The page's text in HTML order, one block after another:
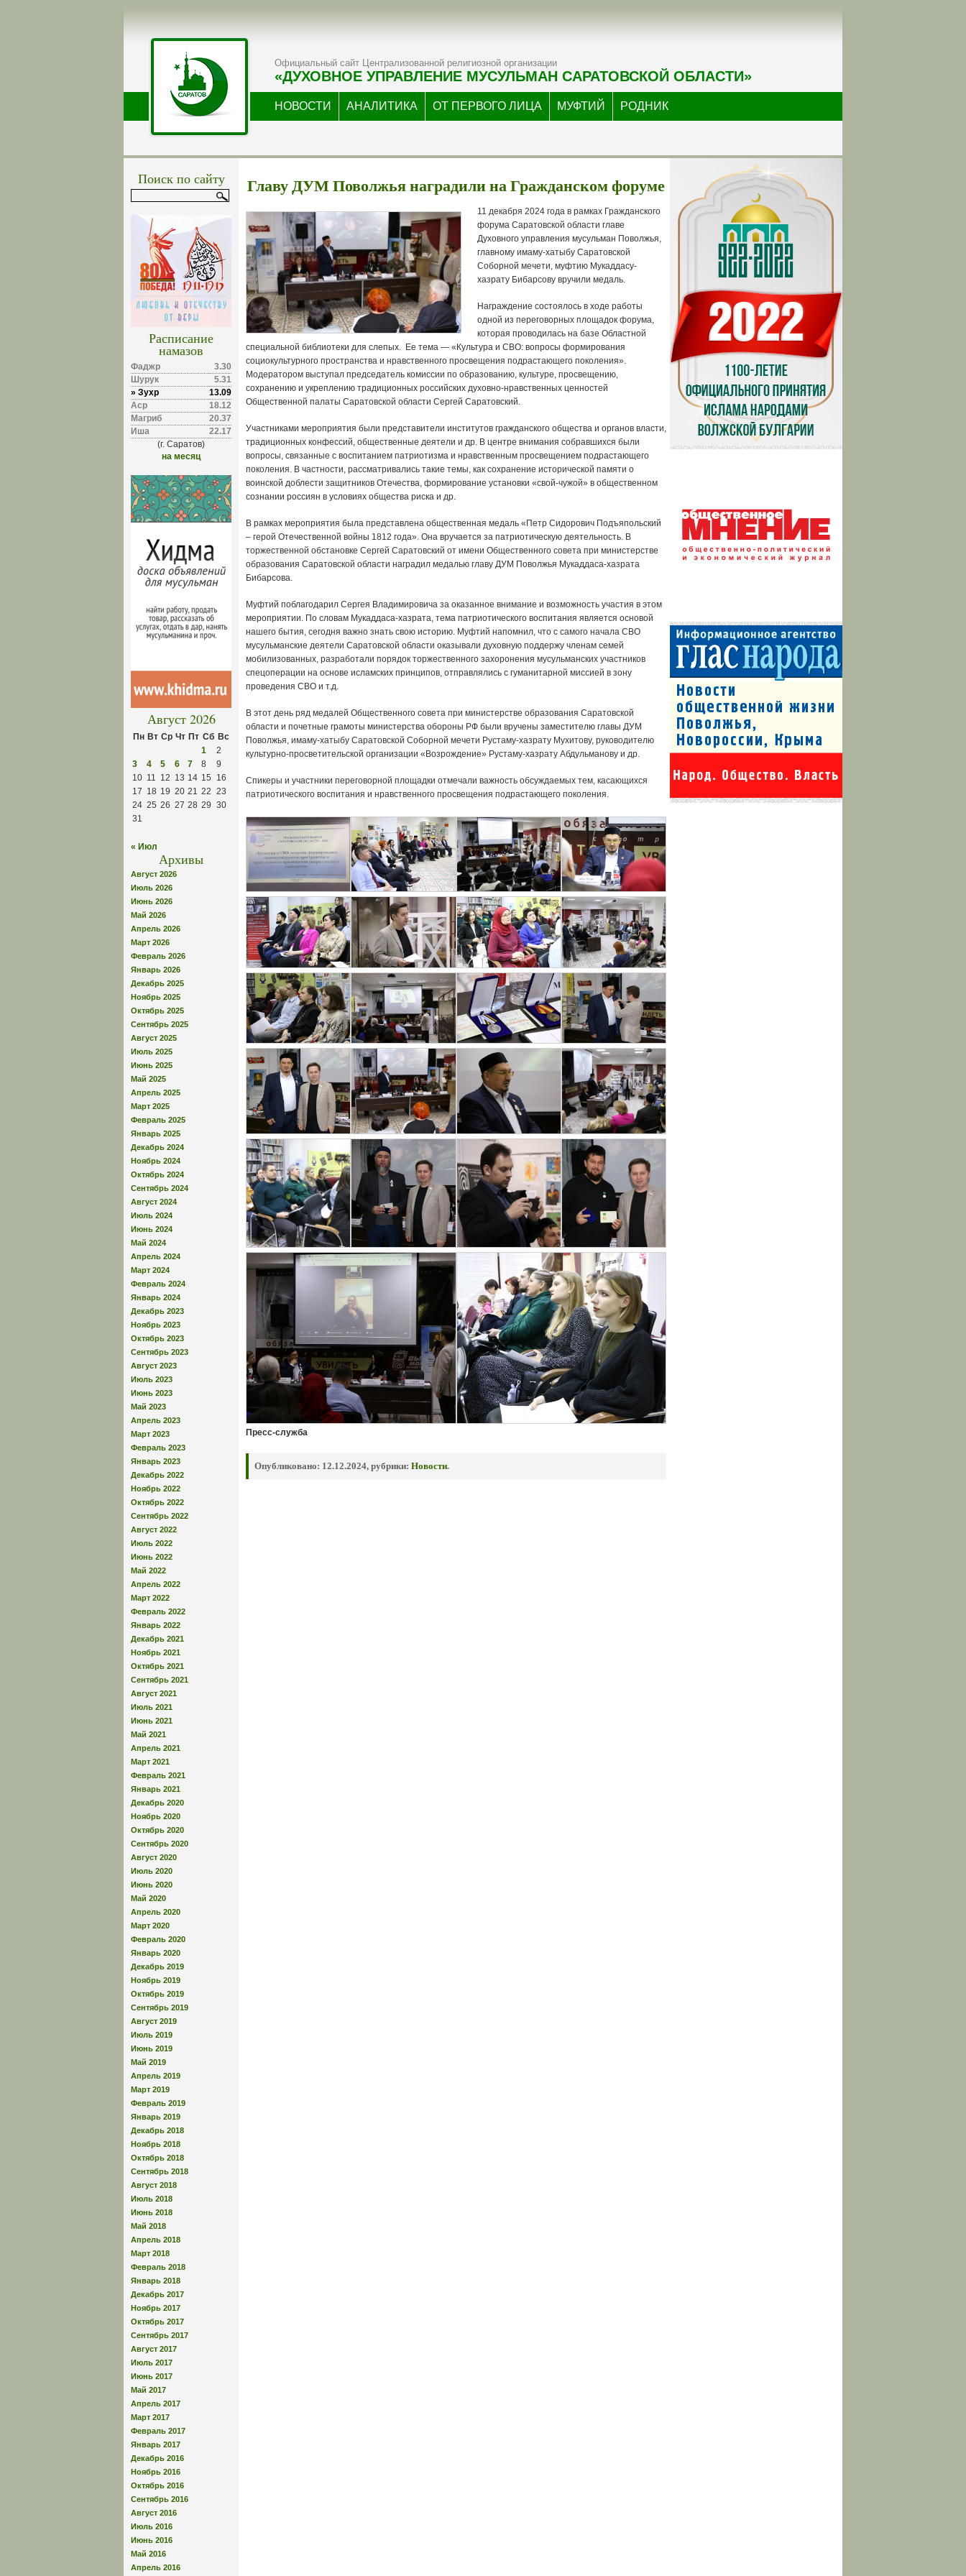
Официальный сайт Централизованной религиозной организации
«ДУХОВНОЕ УПРАВЛЕНИЕ МУСУЛЬМАН САРАТОВСКОЙ ОБЛАСТИ»
НОВОСТИ АНАЛИТИКА ОТ ПЕРВОГО ЛИЦА МУФТИЙ РОДНИК
Поиск по сайту
Расписание
намазов
Фаджр
3.30
Шурук
5.31
» Зухр
13.09
Аср
18.12
Магриб
20.37
Иша
22.17
(г. Саратов)
на месяц
Август 2026
Пн Вт Ср Чт Пт Сб Вс
1
2
3
4 5 6 7 8
9
10 11 12 13 14 15
16
17 18 19 20 21 22 23
24 25 26 27 28 29 30
31
« Июл
Архивы
Август 2026
Июль 2026
Июнь 2026
Май 2026
Апрель 2026
Март 2026
Февраль 2026
Январь 2026
Декабрь 2025
Ноябрь 2025
Октябрь 2025
Сентябрь 2025
Август 2025
Июль 2025
Июнь 2025
Май 2025
Апрель 2025
Март 2025
Февраль 2025
Январь 2025
Декабрь 2024
Ноябрь 2024
Октябрь 2024
Сентябрь 2024
Август 2024
Июль 2024
Июнь 2024
Май 2024
Апрель 2024
Март 2024
Февраль 2024
Январь 2024
Декабрь 2023
Ноябрь 2023
Октябрь 2023
Сентябрь 2023
Август 2023
Июль 2023
Июнь 2023
Май 2023
Апрель 2023
Март 2023
Февраль 2023
Январь 2023
Декабрь 2022
Ноябрь 2022
Октябрь 2022
Сентябрь 2022
Август 2022
Июль 2022
Июнь 2022
Май 2022
Апрель 2022
Март 2022
Февраль 2022
Январь 2022
Декабрь 2021
Ноябрь 2021
Октябрь 2021
Сентябрь 2021
Август 2021
Июль 2021
Июнь 2021
Май 2021
Апрель 2021
Март 2021
Февраль 2021
Январь 2021
Декабрь 2020
Ноябрь 2020
Октябрь 2020
Сентябрь 2020
Август 2020
Июль 2020
Июнь 2020
Май 2020
Апрель 2020
Март 2020
Февраль 2020
Январь 2020
Декабрь 2019
Ноябрь 2019
Октябрь 2019
Сентябрь 2019
Август 2019
Июль 2019
Июнь 2019
Май 2019
Апрель 2019
Март 2019
Февраль 2019
Январь 2019
Декабрь 2018
Ноябрь 2018
Октябрь 2018
Сентябрь 2018
Август 2018
Июль 2018
Июнь 2018
Май 2018
Апрель 2018
Март 2018
Февраль 2018
Январь 2018
Декабрь 2017
Ноябрь 2017
Октябрь 2017
Сентябрь 2017
Август 2017
Июль 2017
Июнь 2017
Май 2017
Апрель 2017
Март 2017
Февраль 2017
Январь 2017
Декабрь 2016
Ноябрь 2016
Октябрь 2016
Сентябрь 2016
Август 2016
Июль 2016
Июнь 2016
Май 2016
Апрель 2016
Главу ДУМ Поволжья наградили на Гражданском форуме
11 декабря 2024 года в рамках Гражданского
форума Саратовской области главе
Духовного управления мусульман Поволжья,
главному имаму-хатыбу Саратовской
Соборной мечети, муфтию Мукаддасу-
хазрату Бибарсову вручили медаль.
Награждение состоялось в ходе работы
одной из переговорных площадок форума,
которая проводилась на базе Областной
специальной библиотеки для слепых. Ее тема — «Культура и СВО: вопросы формирования
социокультурного пространства и нравственного просвещения подрастающего поколения».
Модератором выступал председатель комиссии по образованию, культуре, просвещению,
сохранению и укреплению традиционных российских духовно-нравственных ценностей
Общественной палаты Саратовской области Сергей Саратовский.
Участниками мероприятия были представители институтов гражданского общества и органов власти,
традиционных конфессий, общественные деятели и др. В центре внимания собравшихся были
вопросы, связанные с воспитанием патриотизма и нравственным просвещением подрастающего
поколения. В частности, рассматривались такие темы, как сохранение исторической памяти о
воинской доблести защитников Отечества, формирование установки «свой-чужой» в общественном
сознании россиян в условиях общества риска и др.
В рамках мероприятия была представлена общественная медаль «Петр Сидорович Подъяпольский
– герой Отечественной войны 1812 года». Она вручается за патриотическую деятельность. В
торжественной обстановке Сергей Саратовский от имени Общественного совета при министерстве
образования Саратовской области наградил медалью главу ДУМ Поволжья Мукаддаса-хазрата
Бибарсова.
Муфтий поблагодарил Сергея Владимировича за оказанное внимание и возможность участия в этом
мероприятии. По словам Мукаддаса-хазрата, тема патриотического воспитания является основой
нашего бытия, сегодня важно знать свою историю. Муфтий напомнил, что с самого начала СВО
мусульманские деятели Саратовской области оказывали духовную поддержу членам семей
мобилизованных, разработали порядок торжественного захоронения мусульманских участников
спецоперации на основе исламских принципов, отправлялись с гуманитарной миссией в зону
проведения СВО и т.д.
В этот день ряд медалей Общественного совета при министерстве образования Саратовской
области и почетные грамоты министерства обороны РФ были вручены заместителю главы ДУМ
Поволжья, имаму-хатыбу Саратовской Соборной мечети Рустаму-хазрату Мухитову, руководителю
культурно-просветительской организации «Возрождение» Рустаму-хазрату Абдульманову и др.
Спикеры и участники переговорной площадки отмечали важность обсуждаемых тем, касающихся
патриотического воспитания и нравственного просвещения подрастающего поколения.
Пресс-служба
Опубликовано: 12.12.2024, рубрики: Новости.